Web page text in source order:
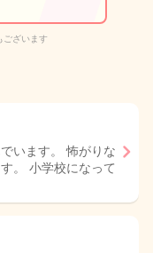
ざいます
います。 怖がりな
。 小学校になって